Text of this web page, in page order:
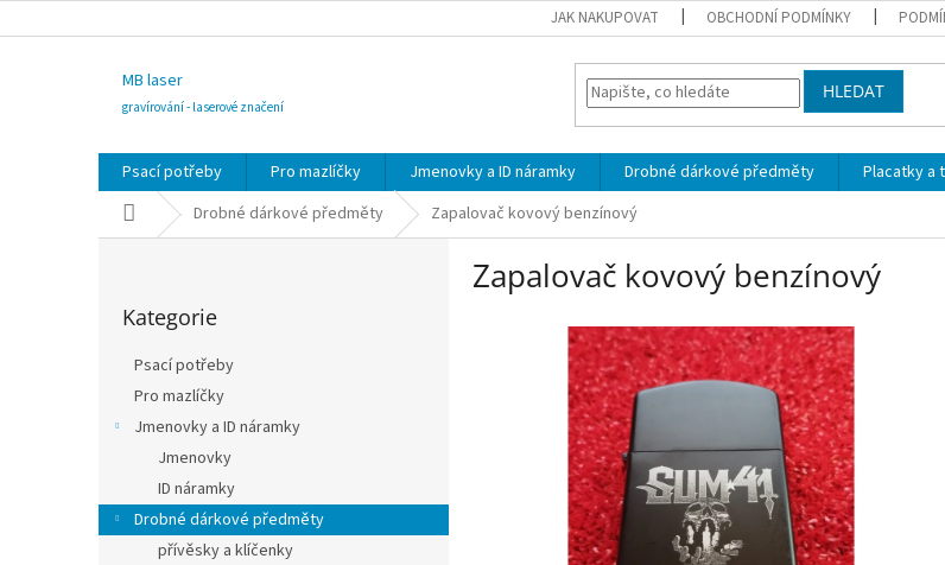
na
JAK NAKUPOVAT OBCHODNÍ PODMÍNKY
MB laser
gravírování - laserové značení
HLEDAT
Psací potřeby Pro mazlíčky Jmenovky a ID náramky Drobné dárkové předměty Placatky a
Domů Drobné dárkové předměty Zapalovač kovový benzínový
a
n
kategorie
Kategorie
Psací potřeby
Pro mazlíčky
Jmenovky a ID náramky
Jmenovky
ID náramky
Drobné dárkové předměty
přívěsky a klíčenky
Zapalovač kovový benzínový